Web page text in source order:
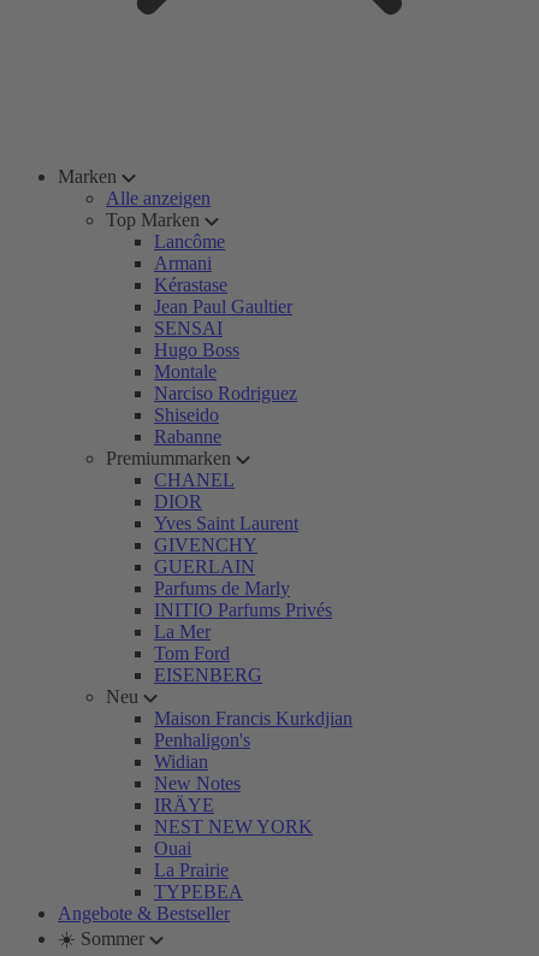
Marken
Alle anzeigen
Top Marken
Lancôme
Armani
Kérastase
Jean Paul Gaultier
SENSAI
Hugo Boss
Montale
Narciso Rodriguez
Shiseido
Rabanne
Premiummarken
CHANEL
DIOR
Yves Saint Laurent
GIVENCHY
GUERLAIN
Parfums de Marly
INITIO Parfums Privés
La Mer
Tom Ford
EISENBERG
Neu
Maison Francis Kurkdjian
Penhaligon's
Widian
New Notes
IRÄYE
NEST NEW YORK
Ouai
La Prairie
TYPEBEA
Angebote & Bestseller
☀️ Sommer